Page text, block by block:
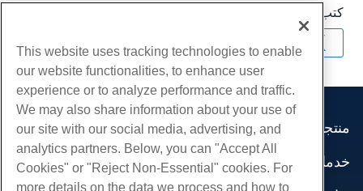
كتب بواسطة
منتجات
استضافة الموقع
استضافة الأعمال
خدمات
هجرات الموقع
This website uses tracking technologies to enable
our website functionalities, to enhance user
experience or to analyze performance and traffic.
We may also share information about your use of
our site with our social media, advertising, and
analytics partners. Below, you can "Accept All
Cookies" or "Reject Non-Essential" cookies. For
more details on the data we process and how to